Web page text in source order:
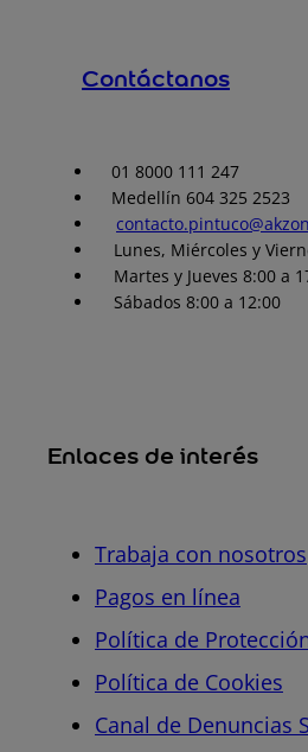
Contáctanos
01 8000 111 247
Medellín 604 325 2523
Lunes, Miércoles y
Martes y Jueves 8:00 a
Sábados 8:00 a 12:00
Enlaces de interés
Trabaja con nosotros
Pagos en línea
Política de
Política de Cookies
Canal de Denuncias